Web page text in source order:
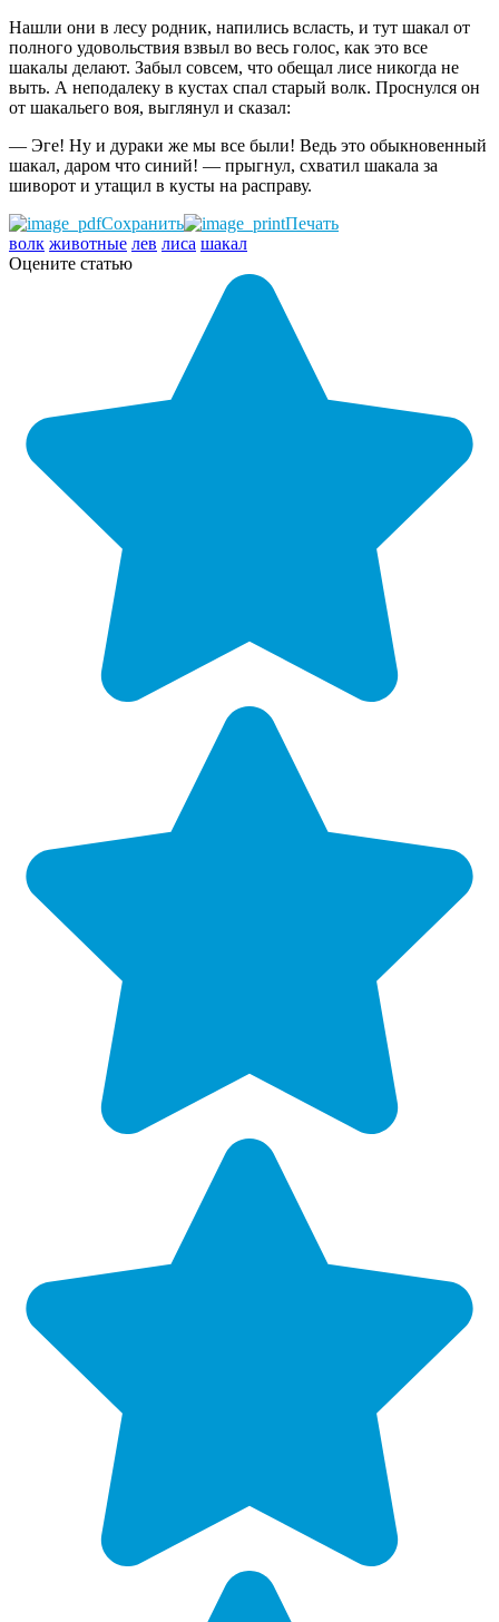
Нашли они в лесу родник, напились всласть, и тут шакал от
полного удовольствия взвыл во весь голос, как это все
шакалы делают. Забыл совсем, что обещал лисе никогда не
выть. А неподалеку в кустах спал старый волк. Проснулся он
от шакальего воя, выглянул и сказал:
— Эге! Ну и дураки же мы все были! Ведь это обыкновенный
шакал, даром что синий! — прыгнул, схватил шакала за
шиворот и утащил в кусты на расправу.
Сохранить
Печать
волк животные лев лиса шакал
Оцените статью